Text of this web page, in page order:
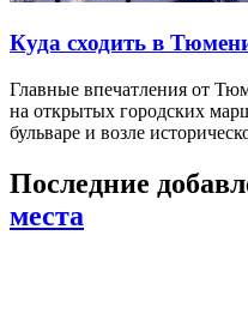
Куда сходить в
Главные впечатления от
на открытых городских
бульваре и возле
Последние
места